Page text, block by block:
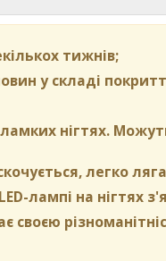
тижнів;
у складі
нігтях.
легко
лампі на нігтях
своєю